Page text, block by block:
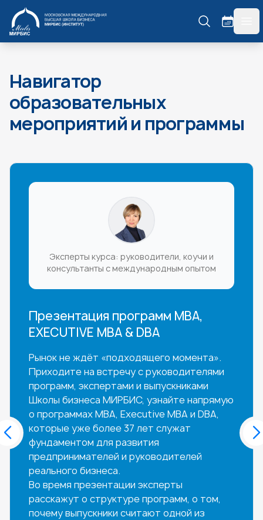
МИРБИС
Навигатор
образовательных
мероприятий и программы
Эксперты курса: руководители, коучи и
консультанты с международным опытом
Презентация программ MBA,
EXECUTIVE MBA & DBA
Рынок не ждёт «подходящего момента».
Приходите на встречу с руководителями
программ, экспертами и выпускниками
Школы бизнеса МИРБИС, узнайте напрямую
о программах MBA, Executive MBA и DBA,
которые уже более 37 лет служат
фундаментом для развития
предпринимателей и руководителей
реального бизнеса.
Во время презентации эксперты
расскажут о структуре программ, о том,
почему выпускники считают одной из